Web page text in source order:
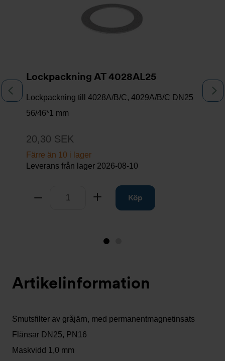
Lockpackning AT 4028AL25
Lockpackning till 4028A/B/C, 4029A/B/C DN25
56/46*1 mm
20,30 SEK
Färre än 10 i lager
Leverans från lager 2026-08-10
Ta bort Lägg tillKöp
Bild
nu)
Artikelinformation
Smutsfilter av gråjärn, med permanentmagnetinsats
Flänsar DN25, PN16
Maskvidd 1,0 mm